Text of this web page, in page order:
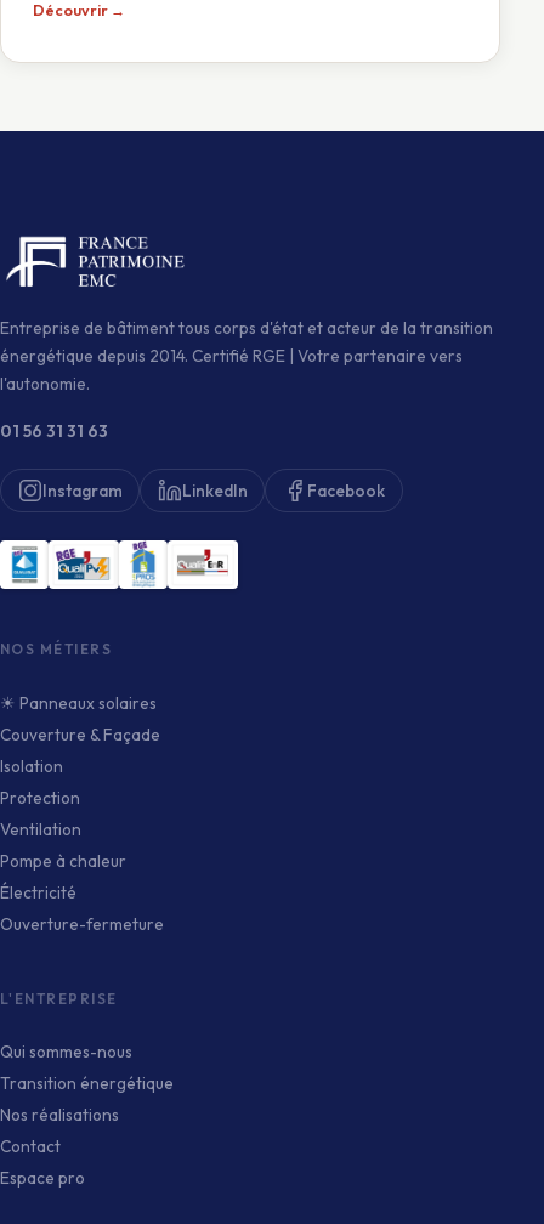
Découvrir →
Entreprise de bâtiment tous corps d'état et acteur de la transition
énergétique depuis 2014. Certifié RGE | Votre partenaire vers
l'autonomie.
01 56 31 31 63
Instagram LinkedIn Facebook
NOS MÉTIERS
☀ Panneaux solaires
Couverture & Façade
Isolation
Protection
Ventilation
Pompe à chaleur
Électricité
Ouverture-fermeture
L'ENTREPRISE
Qui sommes-nous
Transition énergétique
Nos réalisations
Contact
Espace pro